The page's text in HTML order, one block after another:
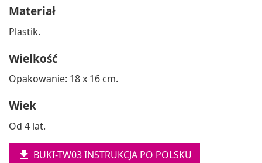
Materiał
Plastik.
Wielkość
Opakowanie: 18 x 16 cm.
Wiek
Od 4 lat.
 BUKI-TW03 INSTRUKCJA PO POLSKU